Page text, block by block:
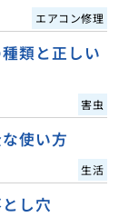
エアコン修理
類と正しい
害虫
使い方
生活
し穴